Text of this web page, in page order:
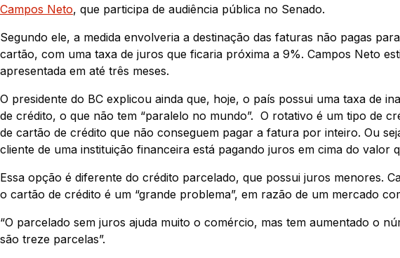
Campos Neto, que participa de audiência pública no Senado.
Segundo ele, a medida envolveria a destinação das faturas não pagas
cartão, com uma taxa de juros que ficaria próxima a 9%. Campos Neto
apresentada em até três meses.
O presidente do BC explicou ainda que, hoje, o país possui uma taxa de
de crédito, o que não tem “paralelo no mundo”. O rotativo é um tipo de
de cartão de crédito que não conseguem pagar a fatura por inteiro. Ou
cliente de uma instituição financeira está pagando juros em cima do valor
Essa opção é diferente do crédito parcelado, que possui juros menores.
o cartão de crédito é um “grande problema”, em razão de um mercado
“O parcelado sem juros ajuda muito o comércio, mas tem aumentado o
são treze parcelas”.